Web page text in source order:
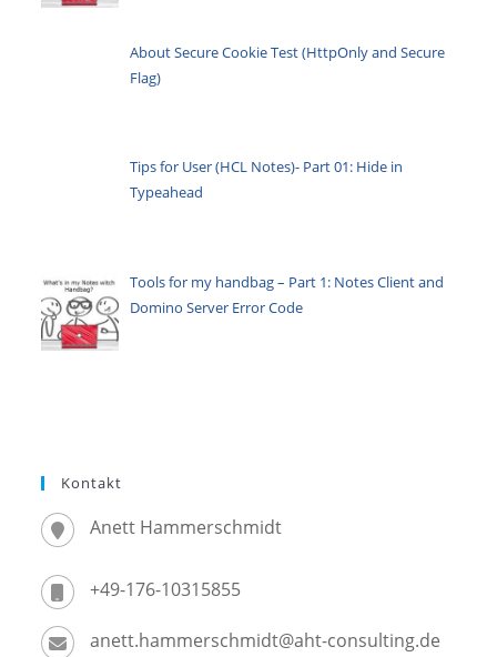
About Secure Cookie Test (HttpOnly and Secure
Flag)
Tips for User (HCL Notes)- Part 01: Hide in
Typeahead
Tools for my handbag – Part 1: Notes Client and
Domino Server Error Code
Kontakt
Anett Hammerschmidt
+49-176-10315855
anett.hammerschmidt@aht-consulting.de